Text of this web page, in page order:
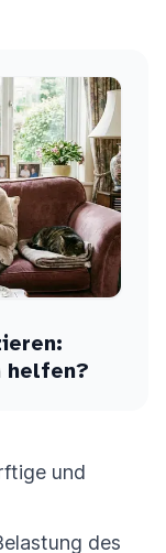
helfen?
und
des